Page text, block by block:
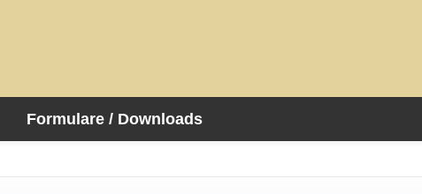
Formulare / Downloads